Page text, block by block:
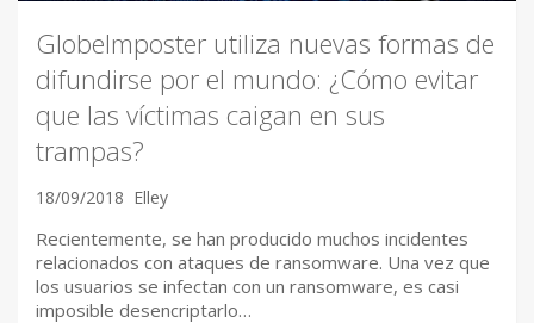
GlobeImposter utiliza nuevas formas de
difundirse por el mundo: ¿Cómo evitar
que las víctimas caigan en sus
trampas?
18/09/2018 Elley
Recientemente, se han producido muchos incidentes
relacionados con ataques de ransomware. Una vez que
los usuarios se infectan con un ransomware, es casi
imposible desencriptarlo…